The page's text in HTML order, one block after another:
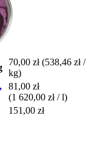
70,00 zł (538,46 zł /
kg)
81,00 zł
(1 620,00 zł / l)
151,00 zł